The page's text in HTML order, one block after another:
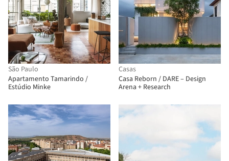
São Paulo
Apartamento Tamarindo /
Estúdio Minke
Casas
Casa Reborn / DARE – Design
Arena + Research